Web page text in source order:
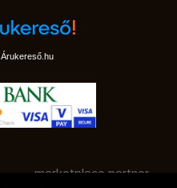
Árukereső.hu
marketplace partner